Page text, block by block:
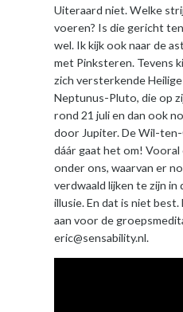
Uiteraard niet. Welke
voeren? Is die gericht
wel. Ik kijk ook naar de
met Pinksteren. Tevens
zich versterkende
Neptunus-Pluto, die op
rond 21 juli en dan ook
door Jupiter. De Wil-
dáár gaat het om!
onder ons, waarvan er
verdwaald lijken te zijn in
illusie. En dat is niet best.
aan voor de
eric@sensability.nl.